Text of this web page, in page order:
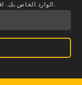
الوارد الخاص بك. للمزيد من المعلومات.